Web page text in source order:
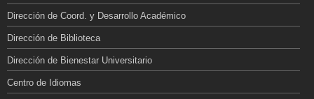
Dirección de Coord. y Desarrollo Académico
Dirección de Biblioteca
Dirección de Bienestar Universitario
Centro de Idiomas